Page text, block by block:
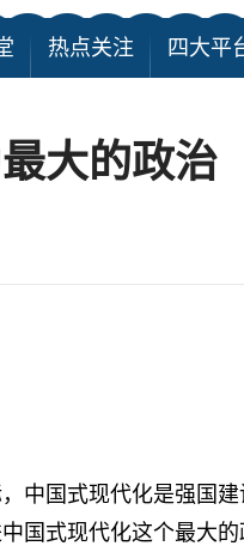
热点关注 四大平
大的政治
国式现代化是强国建
国式现代化这个最大